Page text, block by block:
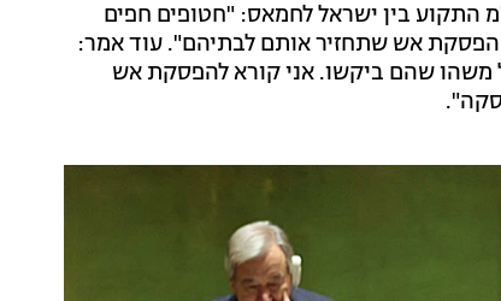
התקוע בין ישראל לחמאס: "חטופים חפים
אש שתחזיר אותם לבתיהם". עוד אמר:
משהו שהם ביקשו. אני קורא להפסקת אש